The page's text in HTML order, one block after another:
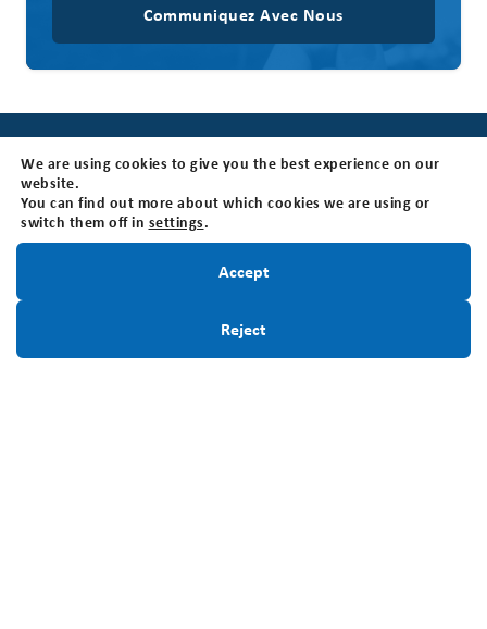
Communiquez Avec Nous
Nous joindre
Fondation canadienne des tumeurs cérébrales
205 Horton St E, Suite 203, London, ON N6B 1K7
vendredi de 8h30 à 16h30 (HNE)
1-800-265-5106
Local: 519-642-7755
We are using cookies to give you the best experience on our
website.
You can find out more about which cookies we are using or
switch them off in settings.
Accept
Reject